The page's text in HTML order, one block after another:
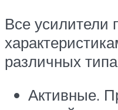
Все усилители
различных
Активные.